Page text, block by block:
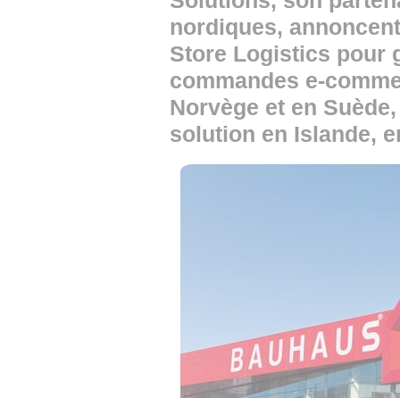
nordiques,
Store Logistics pour
commandes e-
Norvège et en
solution en Islande,